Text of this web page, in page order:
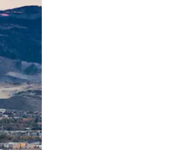
glisser.